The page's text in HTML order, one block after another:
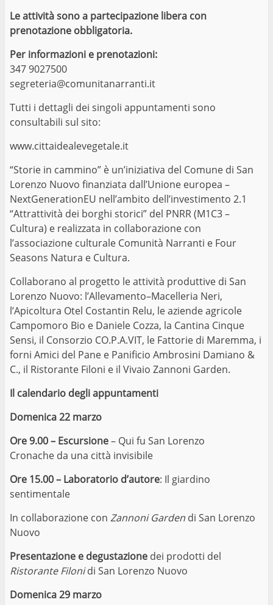
Le attività sono a partecipazione libera con
prenotazione obbligatoria.
Per informazioni e prenotazioni:
347 9027500
segreteria@comunitanarranti.it
Tutti i dettagli dei singoli appuntamenti sono
consultabili sul sito:
www.cittaidealevegetale.it
“Storie in cammino” è un’iniziativa del Comune di San
Lorenzo Nuovo finanziata dall’Unione europea –
NextGenerationEU nell’ambito dell’investimento 2.1
“Attrattività dei borghi storici” del PNRR (M1C3 –
Cultura) e realizzata in collaborazione con
l’associazione culturale Comunità Narranti e Four
Seasons Natura e Cultura.
Collaborano al progetto le attività produttive di San
Lorenzo Nuovo: l’Allevamento–Macelleria Neri,
l’Apicoltura Otel Costantin Relu, le aziende agricole
Campomoro Bio e Daniele Cozza, la Cantina Cinque
Sensi, il Consorzio CO.P.A.VIT, le Fattorie di Maremma, i
forni Amici del Pane e Panificio Ambrosini Damiano &
C., il Ristorante Filoni e il Vivaio Zannoni Garden.
Il calendario degli appuntamenti
Domenica 22 marzo
Ore 9.00 – Escursione– Qui fu San Lorenzo
Cronache da una città invisibile
Ore 15.00 – Laboratorio d’autore: Il giardino
sentimentale
In collaborazione con Zannoni Garden di San Lorenzo
Nuovo
Presentazione e degustazione dei prodotti del
Ristorante Filonidi San Lorenzo Nuovo
Domenica 29 marzo